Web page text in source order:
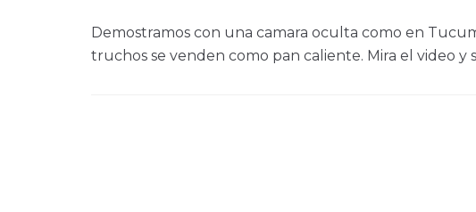
Demostramos con una camara oculta como en
truchos se venden como pan caliente. Mira el video y